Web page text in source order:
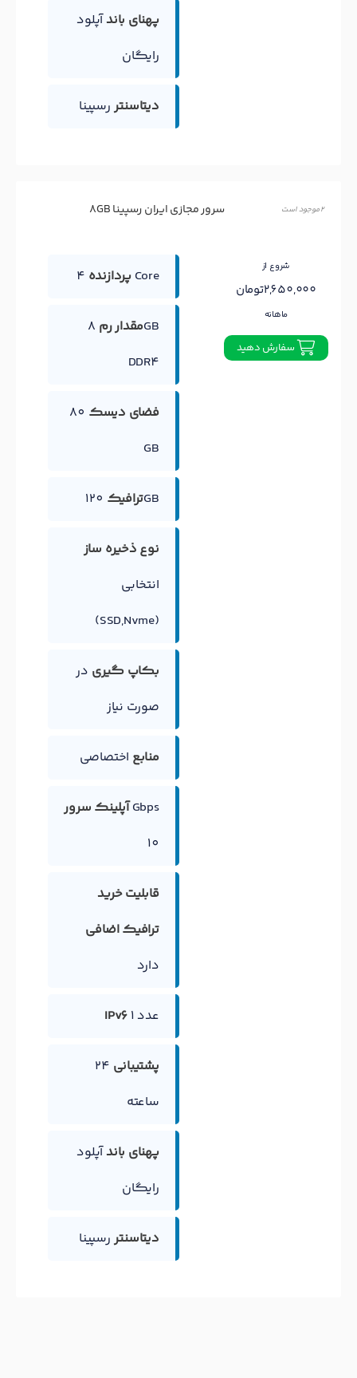
پهنای باندآپلود
رایگان
دیتاسنتر رسپینا
سرور مجازی ایران رسپینا 8GB 2 موجود است
پردازنده4 Core
مقدار رم 8GB
DDR4
فضای دیسک 80
GB
ترافیک120GB
نوع ذخیره ساز
انتخابی
(SSD,Nvme)
بکاپ گیری در
صورت نیاز
منابع اختصاصی
آپلینک سرور Gbps
10
قابلیت خرید
ترافیک اضافی
دارد
IPv6 1 عدد
پشتیبانی 24
ساعته
پهنای باندآپلود
رایگان
دیتاسنتر رسپینا
شروع از
2,650,000تومان
ماهانه
سفارش دهید